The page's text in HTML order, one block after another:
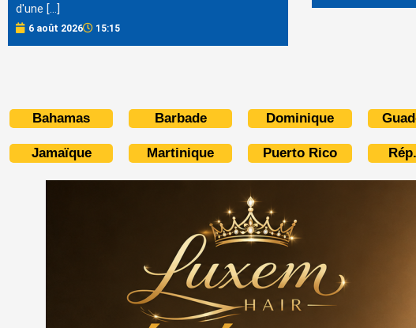
d'une […]
6 août 2026 15:15
Bahamas Barbade Dominique
Jamaïque Martinique Puerto Rico